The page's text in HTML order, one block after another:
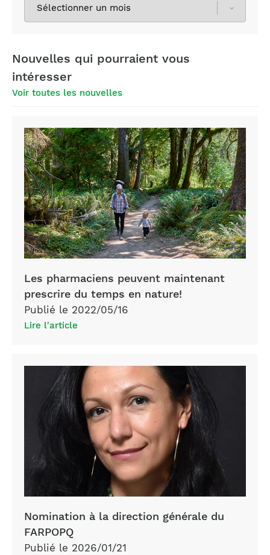
Nouvelles qui pourraient vous
intéresser
Voir toutes les nouvelles
Les pharmaciens peuvent maintenant
prescrire du temps en nature!
Publié le 2022/05/16
Lire l'article
Nomination à la direction générale du
FARPOPQ
Publié le 2026/01/21